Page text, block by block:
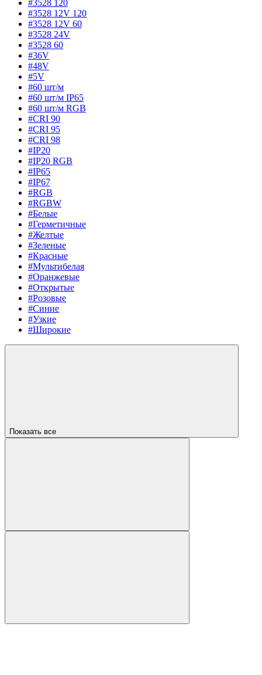
#3528 120
#3528 12V 120
#3528 12V 60
#3528 24V
#3528 60
#36V
#48V
#5V
#60 шт/м
#60 шт/м IP65
#60 шт/м RGB
#CRI 90
#CRI 95
#CRI 98
#IP20
#IP20 RGB
#IP65
#IP67
#RGB
#RGBW
#Белые
#Герметичные
#Желтые
#Зеленые
#Красные
#Мультибелая
#Оранжевые
#Открытые
#Розовые
#Синие
#Узкие
#Широкие
Показать все